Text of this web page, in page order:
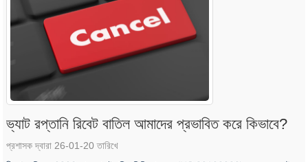
ভ্যাট রপ্তানি রিবেট বাতিল আমাদের প্রভাবিত করে কিভাবে?
প্রশাসক দ্বারা 26-01-20 তারিখে